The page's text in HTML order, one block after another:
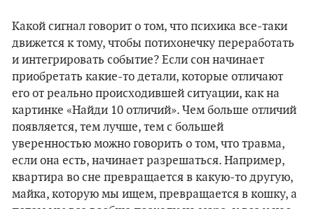
Какой сигнал говорит о том, что психика все-таки
движется к тому, чтобы потихонечку переработать
и интегрировать событие? Если сон начинает
приобретать какие-то детали, которые отличают
его от реально происходившей ситуации, как на
картинке «Найди 10 отличий». Чем больше отличий
появляется, тем лучше, тем с большей
уверенностью можно говорить о том, что травма,
если она есть, начинает разрешаться. Например,
квартира во сне превращается в какую-то другую,
майка, которую мы ищем, превращается в кошку, а